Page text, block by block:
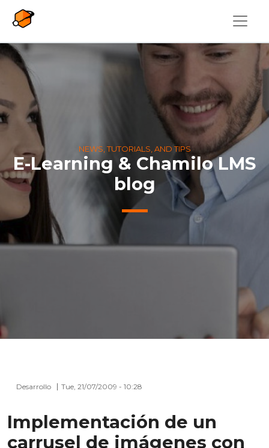
NEWS, TUTORIALS, AND TIPS
E-Learning & Chamilo LMS
blog
Desarrollo Tue, 21/07/2009 - 10:28
Implementación de un
carrusel de imágenes con